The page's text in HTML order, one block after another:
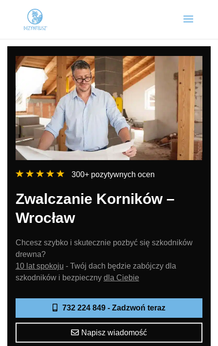
300+ pozytywnych ocen
Zwalczanie Korników –
Wrocław
Chcesz szybko i skutecznie pozbyć się szkodników
drewna?
10 lat spokoju - Twój dach będzie zabójczy dla
szkodników i bezpieczny dla Ciebie
732 224 849 - Zadzwoń teraz
Napisz wiadomość